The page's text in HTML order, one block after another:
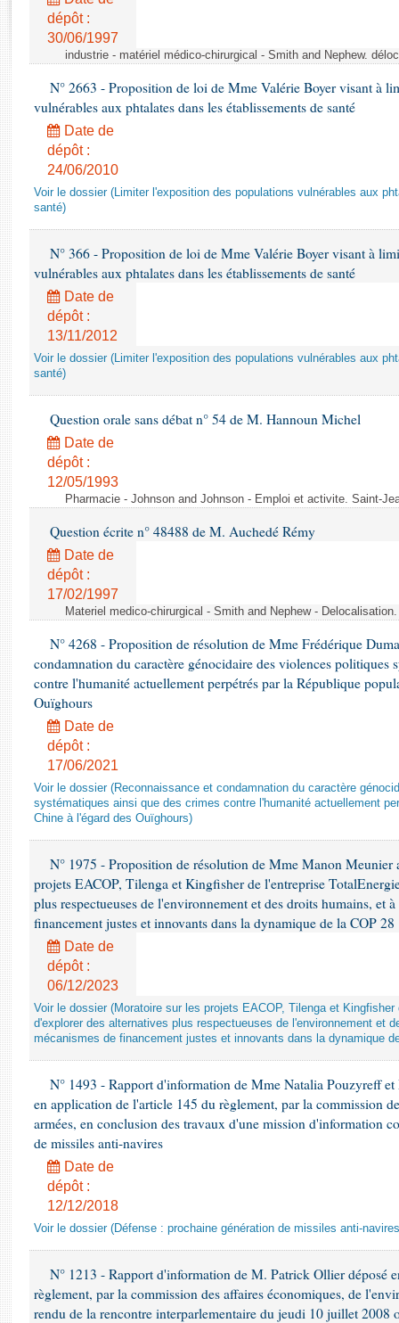
Rapports d'enquête
Rapports législatifs
Budget et sécurité sociale
Questions écrites et orales
Comptes rendus des débats
dépôt :
30/06/1997
industrie - matériel médico-chirurgical - Smith and Nephew.
N° 2663 - Proposition de loi de Mme Valérie Boyer visant à
vulnérables aux phtalates dans les établissements de santé
Date de
dépôt :
24/06/2010
Voir le dossier (Limiter l'exposition des populations vulnérables aux
santé)
N° 366 - Proposition de loi de Mme Valérie Boyer visant à
vulnérables aux phtalates dans les établissements de santé
Date de
dépôt :
13/11/2012
Voir le dossier (Limiter l'exposition des populations vulnérables aux
santé)
Question orale sans débat n° 54 de M. Hannoun Michel
Date de
dépôt :
12/05/1993
Pharmacie - Johnson and Johnson - Emploi et activite. Saint-
Question écrite n° 48488 de M. Auchedé Rémy
Date de
dépôt :
17/02/1997
Materiel medico-chirurgical - Smith and Nephew -
N° 4268 - Proposition de résolution de Mme Frédérique
condamnation du caractère génocidaire des violences politiques
contre l'humanité actuellement perpétrés par la République
Ouïghours
Date de
dépôt :
17/06/2021
Voir le dossier (Reconnaissance et condamnation du caractère
systématiques ainsi que des crimes contre l'humanité actuellement
Chine à l'égard des Ouïghours)
N° 1975 - Proposition de résolution de Mme Manon Meunier
projets EACOP, Tilenga et Kingfisher de l'entreprise
plus respectueuses de l'environnement et des droits humains, et
financement justes et innovants dans la dynamique de la COP 28
Date de
dépôt :
06/12/2023
Voir le dossier (Moratoire sur les projets EACOP, Tilenga et
d'explorer des alternatives plus respectueuses de l'environnement et
mécanismes de financement justes et innovants dans la dynamique
N° 1493 - Rapport d'information de Mme Natalia Pouzyreff
en application de l'article 145 du règlement, par la commission
armées, en conclusion des travaux d'une mission d'information
de missiles anti-navires
Date de
dépôt :
12/12/2018
Voir le dossier (Défense : prochaine génération de missiles anti-
N° 1213 - Rapport d'information de M. Patrick Ollier déposé
règlement, par la commission des affaires économiques, de
rendu de la rencontre interparlementaire du jeudi 10 juillet 2008